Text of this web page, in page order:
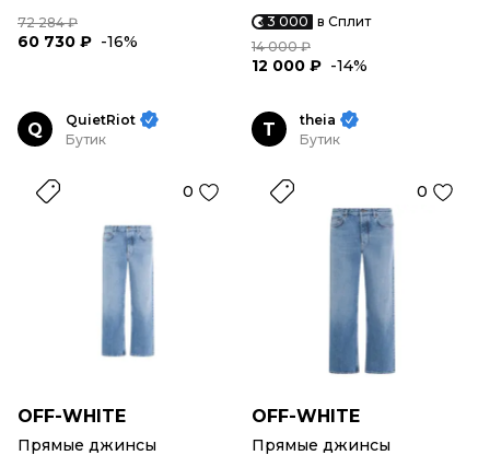
72 284 ₽
60 730 ₽ -16%
3 000 в Сплит
14 000 ₽
12 000 ₽ -14%
Q
QuietRiot
Бутик
0
OFF-WHITE
Прямые джинсы
T
theia
Бутик
0
OFF-WHITE
Прямые джинсы